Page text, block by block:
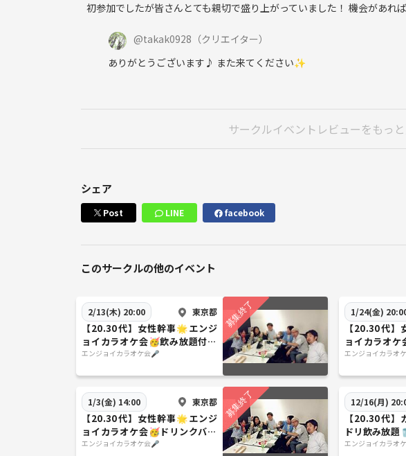
初参加でしたが皆さんとても親切で盛り上がっていました！ 機会があれ
@takak0928 （クリエイター）
ありがとうございます♪ また来てください✨
サークルイベントレビューをもっ
シェア
Post LINE facebook
このサークルの他のイベント
2/13(木) 20:00 東京都
【20.30代】女性幹事🌟エンジ
ョイカラオケ会🥳飲み放題付き
第12回
エンジョイカラオケ会🎤
1/24(金)
【20.30代
ョイカラオケ
第11回
エンジョイカラオ
1/3(金) 14:00 東京都
【20.30代】女性幹事🌟エンジ
ョイカラオケ会🥳ドリンクバー
付き 第10回
エンジョイカラオケ会🎤
12/16(月)
【20.30代】
ドリ飲み放題
エンジョイカラオ